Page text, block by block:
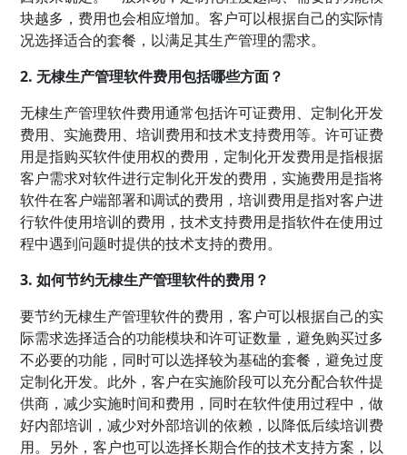
块越多，费用也会相应增加。客户可以根据自己的实际情
况选择适合的套餐，以满足其生产管理的需求。
2. 无棣生产管理软件费用包括哪些方面？
无棣生产管理软件费用通常包括许可证费用、定制化开发
费用、实施费用、培训费用和技术支持费用等。许可证费
用是指购买软件使用权的费用，定制化开发费用是指根据
客户需求对软件进行定制化开发的费用，实施费用是指将
软件在客户端部署和调试的费用，培训费用是指对客户进
行软件使用培训的费用，技术支持费用是指软件在使用过
程中遇到问题时提供的技术支持的费用。
3. 如何节约无棣生产管理软件的费用？
要节约无棣生产管理软件的费用，客户可以根据自己的实
际需求选择适合的功能模块和许可证数量，避免购买过多
不必要的功能，同时可以选择较为基础的套餐，避免过度
定制化开发。此外，客户在实施阶段可以充分配合软件提
供商，减少实施时间和费用，同时在软件使用过程中，做
好内部培训，减少对外部培训的依赖，以降低后续培训费
用。另外，客户也可以选择长期合作的技术支持方案，以